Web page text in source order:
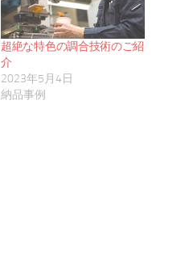
超絶な特色の調合技術のご紹
介
2023年5月4日
納品事例